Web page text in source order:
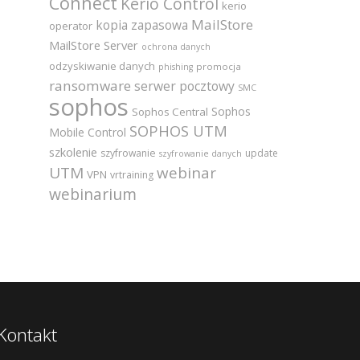
kerio
operator kopia zapasowa MailStore
MailStore Server ochrona danych
odzyskiwanie danych phishing promocja
ransomware serwer pocztowy SMC
sophos Sophos Central Sophos
Mobile Control SOPHOS UTM
szkolenie szyfrowanie szyfrowanie danych update
UTM VPN vrtraining webinar
webinarium